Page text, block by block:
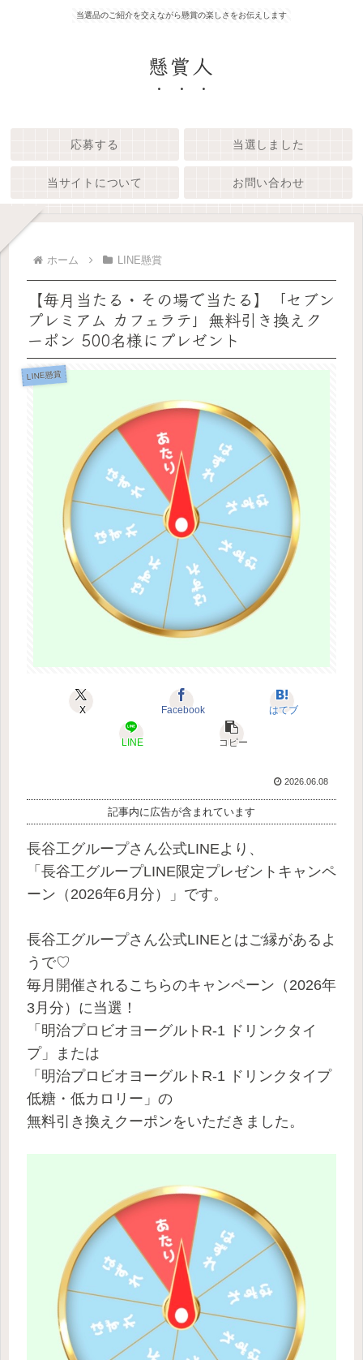
当選品のご紹介を交えながら懸賞の楽しさをお伝えします
懸賞人
応募する 当選しました
当サイトについて お問い合わせ
ホーム LINE懸賞
【毎月当たる・その場で当たる】「セブン
プレミアム カフェラテ」無料引き換えク
ーポン 500名様にプレゼント
LINE懸賞
X Facebook はてブ
LINE コピー
2026.06.08
記事内に広告が含まれています
長谷工グループさん公式LINEより、
「長谷工グループLINE限定プレゼントキャンペ
ーン（2026年6月分）」です。
長谷工グループさん公式LINEとはご縁があるよ
うで♡
毎月開催されるこちらのキャンペーン（2026年
3月分）に当選！
「明治プロビオヨーグルトR-1 ドリンクタイ
プ」または
「明治プロビオヨーグルトR-1 ドリンクタイプ
低糖・低カロリー」の
無料引き換えクーポンをいただきました。